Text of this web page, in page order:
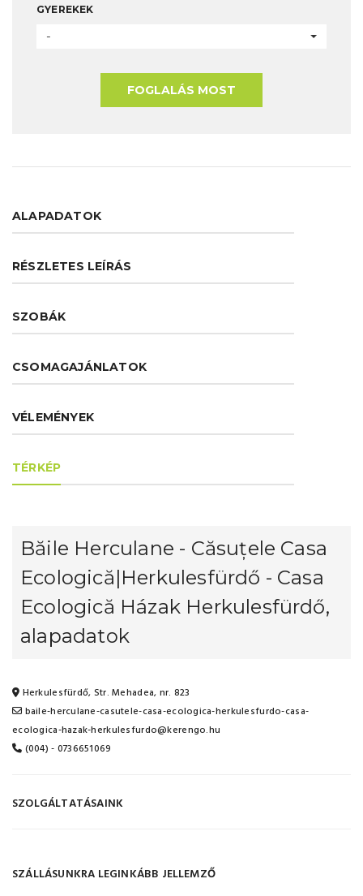
GYEREKEK
-
FOGLALÁS MOST
ALAPADATOK
RÉSZLETES LEÍRÁS
SZOBÁK
CSOMAGAJÁNLATOK
VÉLEMÉNYEK
TÉRKÉP
Băile Herculane - Căsuțele Casa
Ecologică|Herkulesfürdő - Casa
Ecologică Házak Herkulesfürdő,
alapadatok
Herkulesfürdő, Str. Mehadea, nr. 823
baile-herculane-casutele-casa-ecologica-herkulesfurdo-casa-
ecologica-hazak-herkulesfurdo@kerengo.hu
(004) - 0736651069
SZOLGÁLTATÁSAINK
SZÁLLÁSUNKRA LEGINKÁBB JELLEMZŐ